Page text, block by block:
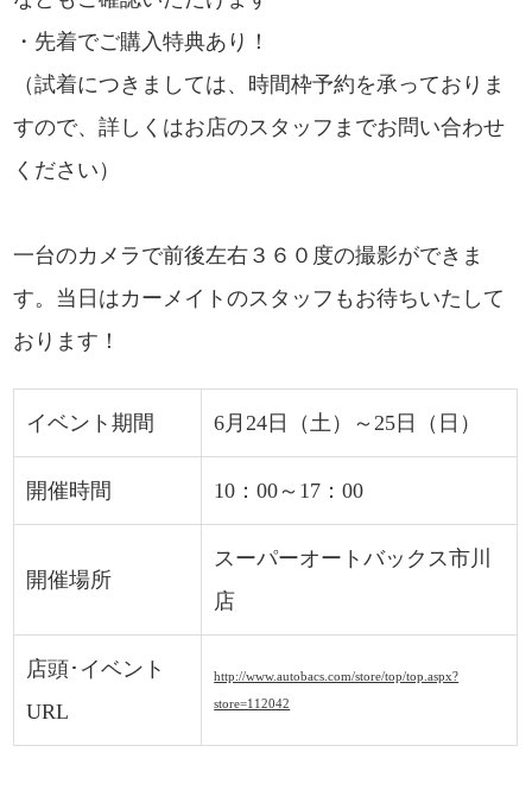
・ 先着でご購入特典あり！
（試着につきましては、時間枠予約を承っておりま
すので、詳しくはお店のスタッフまでお問い合わせ
ください）
一台のカメラで前後左右３６０度の撮影ができま
す。当日はカーメイトのスタッフもお待ちいたして
おります！
イベント期間 6月24日（土）～25日（日）
開催時間 10：00～17：00
開催場所
スーパーオートバックス市川
店
店頭･イベント
URL
http://www.autobacs.com/store/top/top.aspx?
store=112042